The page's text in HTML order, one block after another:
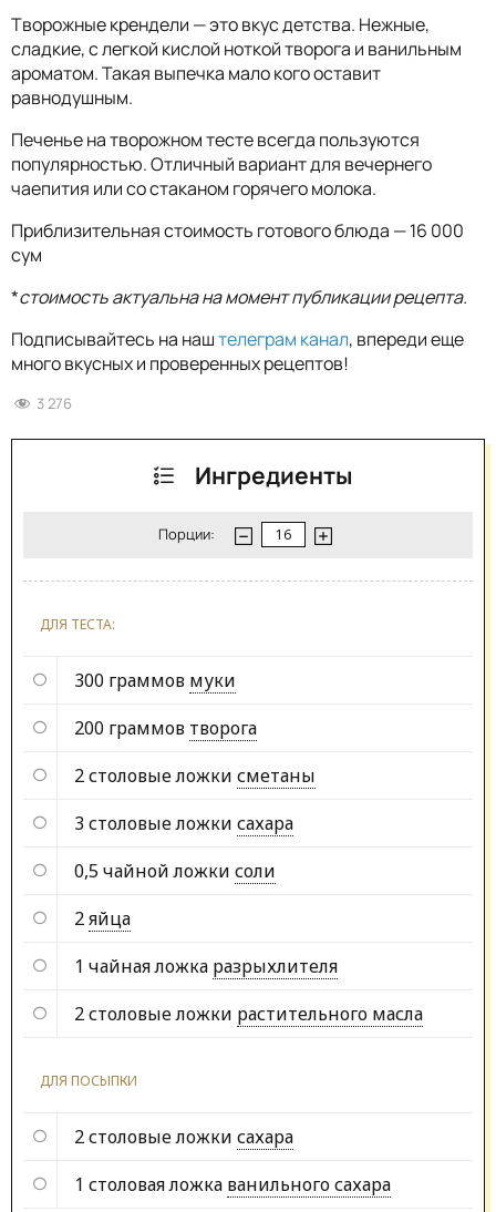
Творожные крендели — это вкус детства. Нежные,
сладкие, с легкой кислой ноткой творога и ванильным
ароматом. Такая выпечка мало кого оставит
равнодушным.
Печенье на творожном тесте всегда пользуются
популярностью. Отличный вариант для вечернего
чаепития или со стаканом горячего молока.
Приблизительная стоимость готового блюда — 16 000
сум
*стоимость актуальна на момент публикации рецепта.
Подписывайтесь на наштелеграм канал, впереди еще
много вкусных и проверенных рецептов!
3 276
Ингредиенты
Порции:
ДЛЯ ТЕСТА:
300 граммов муки
200 граммов творога
2 столовые ложки сметаны
3 столовые ложки сахара
0,5 чайной ложки соли
2яйца
1 чайная ложка разрыхлителя
2 столовые ложки растительного масла
ДЛЯ ПОСЫПКИ
2 столовые ложки сахара
1 столовая ложка ванильного сахара